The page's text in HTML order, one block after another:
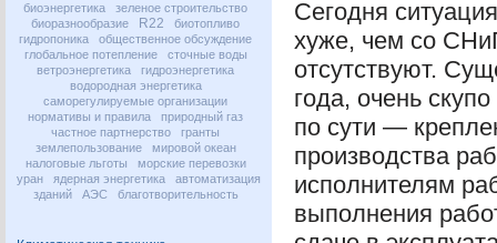
биоэнергетика
зеленое строительство
биоразнообразие
R22
биотопливо
гидропоника
общественное обсуждение
глобальное потепление
сточные воды
ветроэнергетика
гидроэнергетика
водородная энергетика
саморегулируемые организации
нормативы и правила
природный газ
частное партнерство
гранты
землепользование
мировой океан
налоговые льготы
морские перевозки
уран
ядерная энергетика
автоматизация
зданий
АЭС благотворительность
Сегодня
хуже, чем со
отсутствуют.
года, очень
по сути —
производства
исполнителям
выполнения